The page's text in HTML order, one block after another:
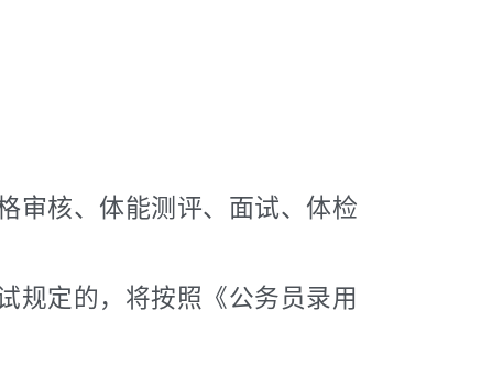
审核、体能测评、面试、体检
规定的，将按照《公务员录用